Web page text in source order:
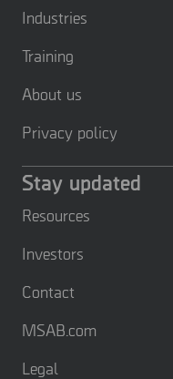
Industries
Training
About us
Privacy policy
Stay updated
Resources
Investors
Contact
MSAB.com
Legal